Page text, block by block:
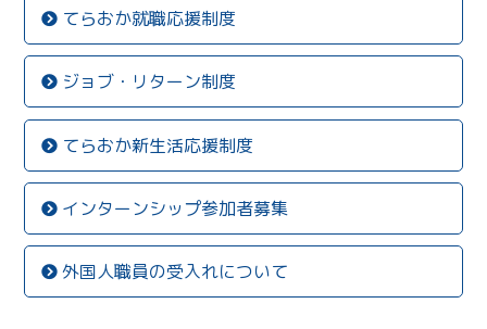
てらおか就職応援制度
ジョブ・リターン制度
てらおか新生活応援制度
インターンシップ参加者募集
外国人職員の受入れについて